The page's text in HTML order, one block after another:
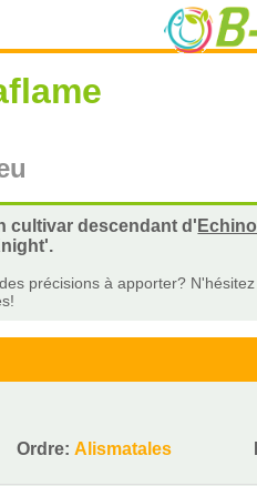
cultivar descendant d'
précisions à apporter?
Ordre:Alismatales